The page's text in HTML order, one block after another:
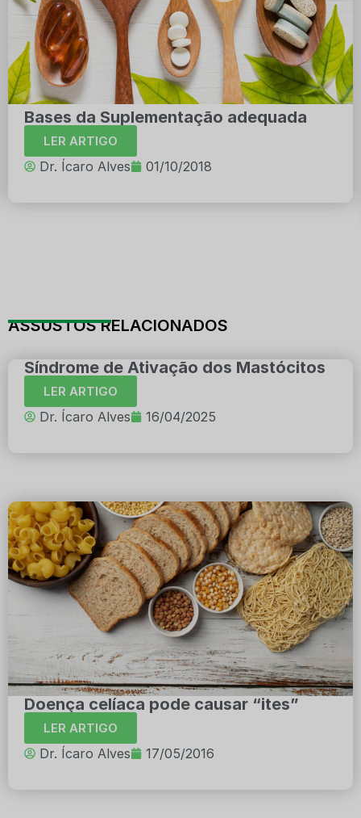
Bases da Suplementação adequada
LER ARTIGO
Dr. Ícaro Alves 01/10/2018
ASSUSTOS RELACIONADOS
Síndrome de Ativação dos Mastócitos
LER ARTIGO
Dr. Ícaro Alves 16/04/2025
Doença celíaca pode causar “ites”
LER ARTIGO
Dr. Ícaro Alves 17/05/2016